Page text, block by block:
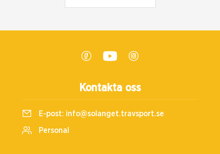
Kontakta oss
E-post: info@solanget.travsport.se
Personal